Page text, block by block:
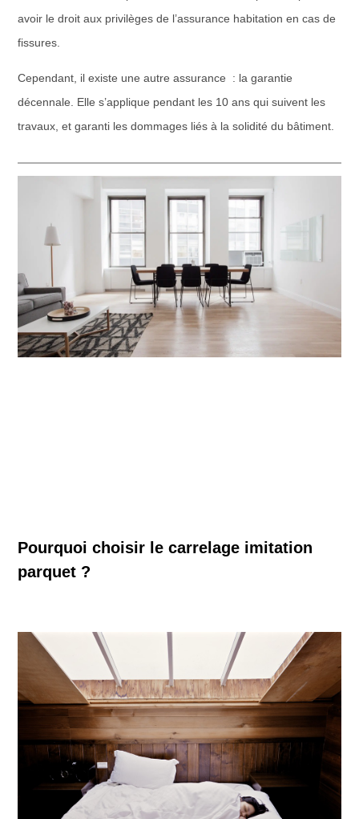
avoir le droit aux privilèges de l’assurance habitation en cas de
fissures.
Cependant, il existe une autre assurance : la garantie
décennale. Elle s’applique pendant les 10 ans qui suivent les
travaux, et garanti les dommages liés à la solidité du bâtiment.
Pourquoi choisir le carrelage imitation
parquet ?